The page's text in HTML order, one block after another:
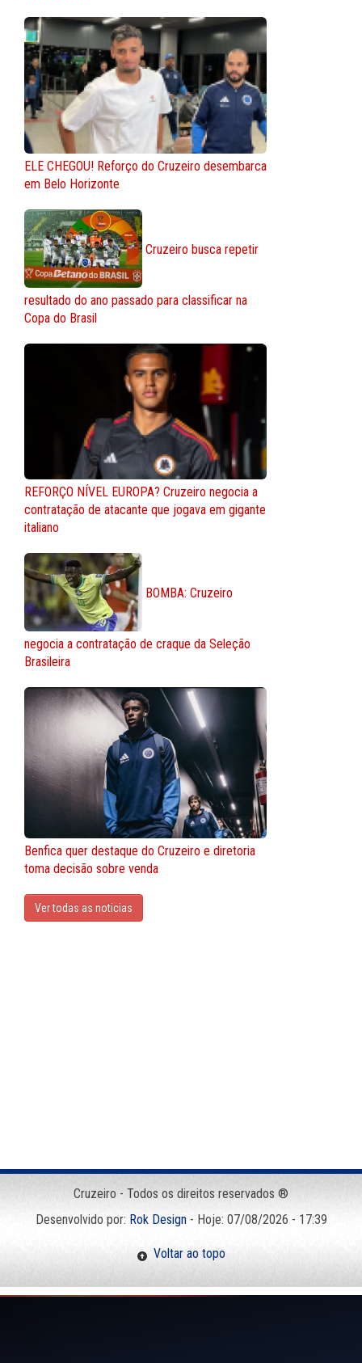
ELE CHEGOU! Reforço do Cruzeiro desembarca
em Belo Horizonte
Cruzeiro busca repetir
resultado do ano passado para classificar na
Copa do Brasil
REFORÇO NÍVEL EUROPA? Cruzeiro negocia a
contratação de atacante que jogava em gigante
italiano
BOMBA: Cruzeiro
negocia a contratação de craque da Seleção
Brasileira
Benfica quer destaque do Cruzeiro e diretoria
toma decisão sobre venda
Ver todas as noticias
Cruzeiro - Todos os direitos reservados ®
Desenvolvido por: Rok Design- Hoje: 07/08/2026 - 17:39
Voltar ao topo